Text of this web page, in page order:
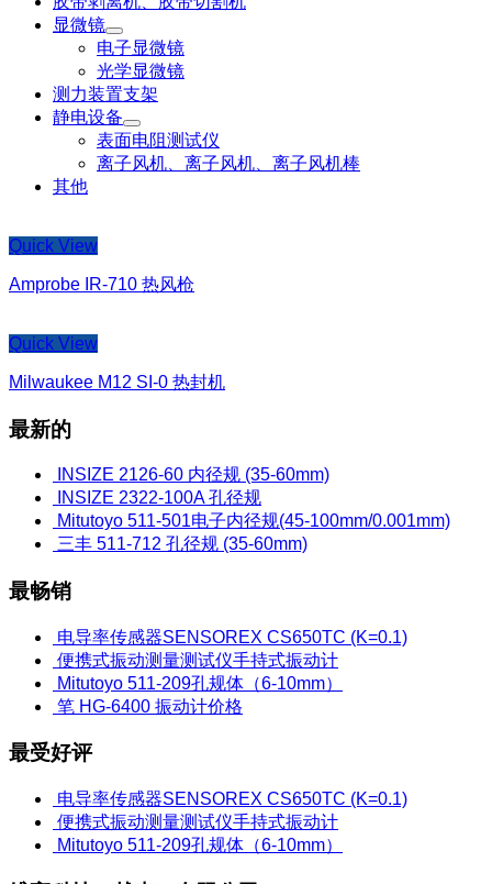
显微镜
电子显微镜
光学显微镜
测力装置支架
静电设备
表面电阻测试仪
离子风机、离子风机、离子风机棒
其他
Quick View
Amprobe IR-710 热风枪
Quick View
Milwaukee M12 SI-0 热封机
最新的
INSIZE 2126-60 内径规 (35-60mm)
INSIZE 2322-100A 孔径规
Mitutoyo 511-501电子内径规(45-100mm/0.001mm)
三丰 511-712 孔径规 (35-60mm)
最畅销
电导率传感器SENSOREX CS650TC (K=0.1)
便携式振动测量测试仪手持式振动计
Mitutoyo 511-209孔规体（6-10mm）
笔 HG-6400 振动计价格
最受好评
电导率传感器SENSOREX CS650TC (K=0.1)
便携式振动测量测试仪手持式振动计
Mitutoyo 511-209孔规体（6-10mm）